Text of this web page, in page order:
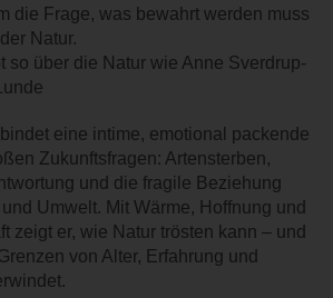
die Frage, was bewahrt werden muss
Natur.
so über die Natur wie Anne Sverdrup-
eine intime, emotional packende
Zukunftsfragen: Artensterben,
und die fragile Beziehung
Umwelt. Mit Wärme, Hoffnung und
zeigt er, wie Natur trösten kann – und
von Alter, Erfahrung und